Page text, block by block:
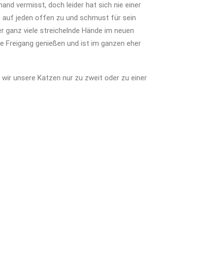
vermisst, doch leider hat sich nie einer
auf jeden offen zu und schmust für sein
ganz viele streichelnde Hände im neuen
Freigang genießen und ist im ganzen eher
unsere Katzen nur zu zweit oder zu einer